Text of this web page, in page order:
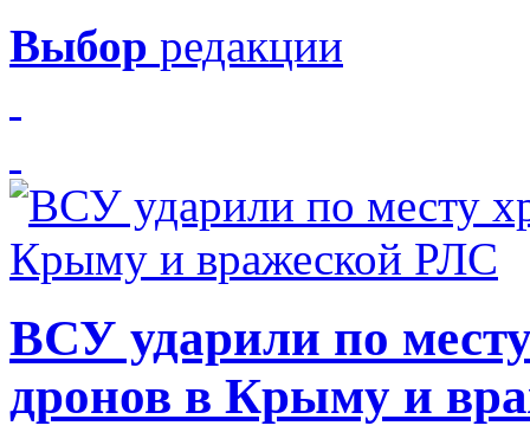
Выбор редакции
ВСУ ударили по
дронов в Крыму и